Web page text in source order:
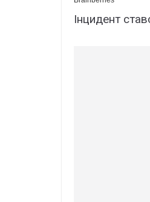
Інцидент